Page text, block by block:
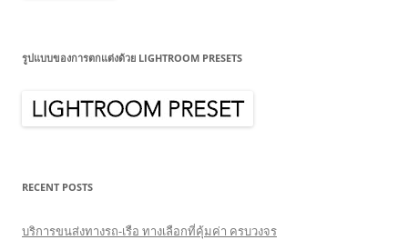
รูปแบบของการตกแต่งด้วย LIGHTROOM PRESETS
RECENT POSTS
บริการขนส่งทางรถ-เรือ ทางเลือกที่คุ้มค่า ครบวงจร